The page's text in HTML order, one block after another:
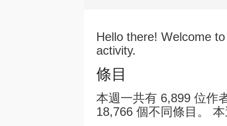
Hello there! Welcome
activity.
條目
本週一共有 6,899 位作
18,766 個不同條目。